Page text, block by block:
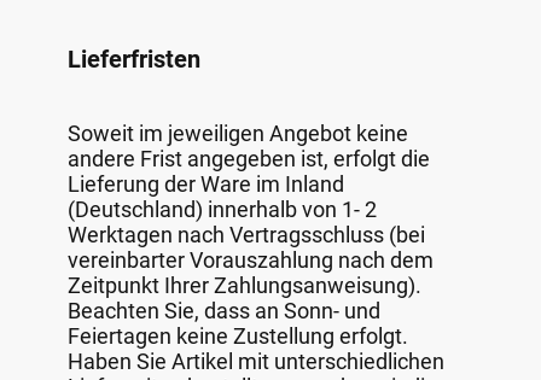
Lieferfristen
Soweit im jeweiligen Angebot keine
andere Frist angegeben ist, erfolgt die
Lieferung der Ware im Inland
(Deutschland) innerhalb von 1- 2
Werktagen nach Vertragsschluss (bei
vereinbarter Vorauszahlung nach dem
Zeitpunkt Ihrer Zahlungsanweisung).
Beachten Sie, dass an Sonn- und
Feiertagen keine Zustellung erfolgt.
Haben Sie Artikel mit unterschiedlichen